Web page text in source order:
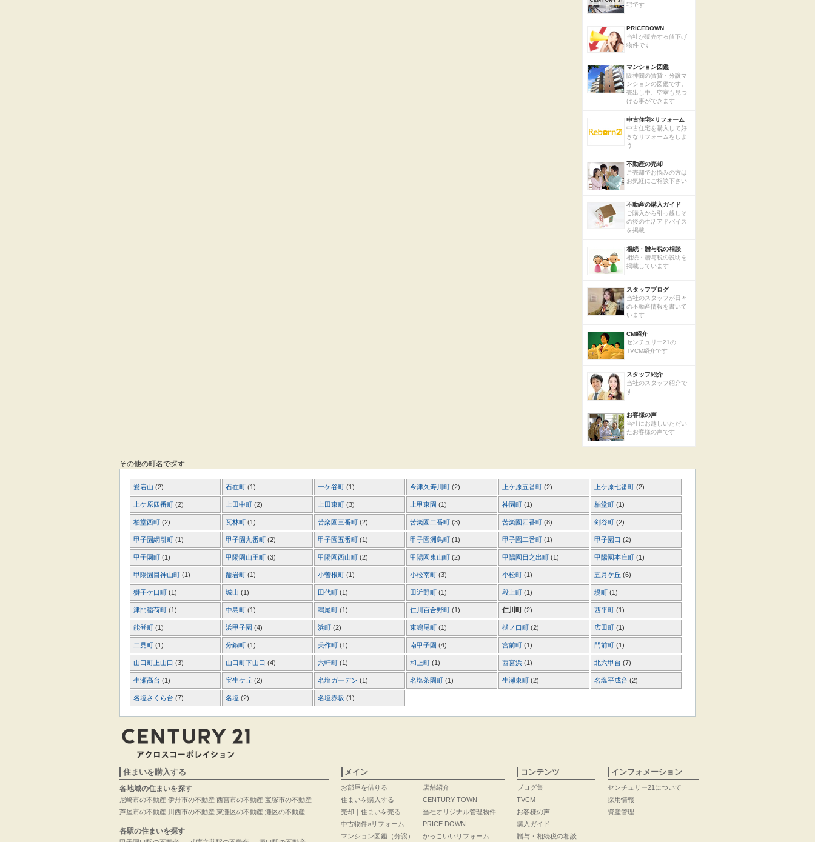
宅です
PRICEDOWN
当社が販売する値下げ
物件です
マンション図鑑
阪神間の賃貸・分譲マ
ンションの図鑑です。
売出し中、空室も見つ
ける事ができます
中古住宅×リフォーム
中古住宅を購入して好
きなリフォームをしよ
う
不動産の売却
ご売却でお悩みの方は
お気軽にご相談下さい
不動産の購入ガイド
ご購入から引っ越しそ
の後の生活アドバイス
を掲載
相続・贈与税の相談
相続・贈与税の説明を
掲載しています
スタッフブログ
当社のスタッフが日々
の不動産情報を書いて
います
CM紹介
センチュリー21の
TVCM紹介です
スタッフ紹介
当社のスタッフ紹介で
す
お客様の声
当社にお越しいただい
たお客様の声です
その他の町名で探す
愛宕山 (2) 石在町 (1) 一ケ谷町 (1) 今津久寿川町 (2) 上ケ原五番町 (2) 上ケ原七番町 (2)
上ケ原四番町 (2) 上田中町 (2) 上田東町 (3) 上甲東園 (1) 神園町 (1) 柏堂町 (1)
柏堂西町 (2) 瓦林町 (1) 苦楽園三番町 (2) 苦楽園二番町 (3) 苦楽園四番町 (8) 剣谷町 (2)
甲子園網引町 (1) 甲子園九番町 (2) 甲子園五番町 (1) 甲子園洲鳥町 (1) 甲子園二番町 (1) 甲子園口 (2)
甲子園町 (1) 甲陽園山王町 (3) 甲陽園西山町 (2) 甲陽園東山町 (2) 甲陽園日之出町 (1) 甲陽園本庄町 (1)
甲陽園目神山町 (1) 甑岩町 (1) 小曽根町 (1) 小松南町 (3) 小松町 (1) 五月ケ丘 (6)
獅子ケ口町 (1) 城山 (1) 田代町 (1) 田近野町 (1) 段上町 (1) 堤町 (1)
津門稲荷町 (1) 中島町 (1) 鳴尾町 (1) 仁川百合野町 (1) 仁川町(2) 西平町 (1)
能登町 (1) 浜甲子園 (4) 浜町 (2) 東鳴尾町 (1) 樋ノ口町 (2) 広田町 (1)
二見町 (1) 分銅町 (1) 美作町 (1) 南甲子園 (4) 宮前町 (1) 門前町 (1)
山口町上山口 (3) 山口町下山口 (4) 六軒町 (1) 和上町 (1) 西宮浜 (1) 北六甲台 (7)
生瀬高台 (1) 宝生ケ丘 (2) 名塩ガーデン (1) 名塩茶園町 (1) 生瀬東町 (2) 名塩平成台 (2)
名塩さくら台 (7) 名塩 (2) 名塩赤坂 (1)
住まいを購入する
各地域の住まいを探す
尼崎市の不動産
芦屋市の不動産
伊丹市の不動産
川西市の不動産
西宮市の不動産
東灘区の不動産
宝塚市の不動産
灘区の不動産
各駅の住まいを探す
メイン
お部屋を借りる
住まいを購入する
売却｜住まいを売る
中古物件×リフォーム
マンション図鑑（分譲）
店舗紹介
CENTURY TOWN
当社オリジナル管理物件
PRICE DOWN
かっこいいリフォーム
コンテンツ
ブログ集
TVCM
お客様の声
購入ガイド
贈与・相続税の相談
インフォメーション
センチュリー21について
採用情報
資産管理